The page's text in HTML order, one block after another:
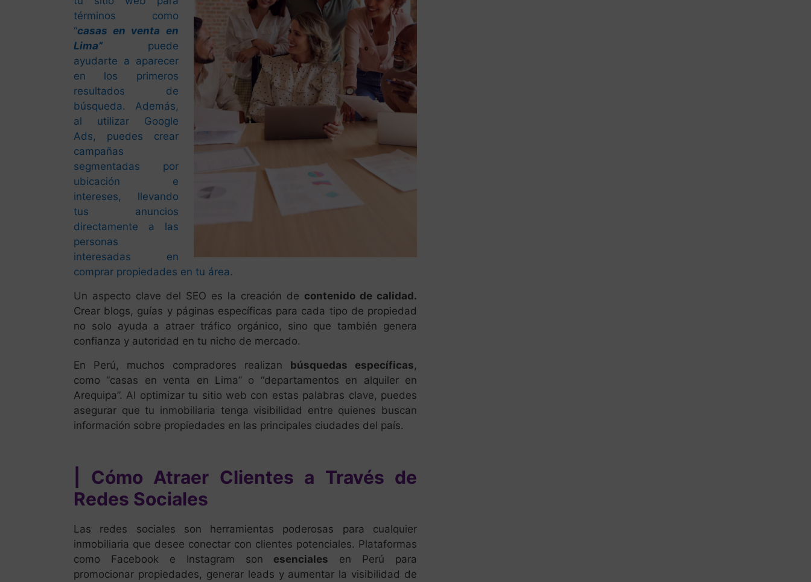
términos como
“casas en venta en
Lima”puede
ayudarte a aparecer
en los primeros
resultados de
búsqueda. Además,
al utilizar Google
Ads, puedes crear
campañas
segmentadas por
ubicación e
intereses, llevando
tus anuncios
directamente a las
personas
interesadas en
comprar propiedades en tu área.
Un aspecto clave del SEO es la creación de contenido de calidad.
Crear blogs, guías y páginas específicas para cada tipo de propiedad
no solo ayuda a atraer tráfico orgánico, sino que también genera
confianza y autoridad en tu nicho de mercado.
En Perú, muchos compradores realizan búsquedas específicas,
como “casas en venta en Lima” o “departamentos en alquiler en
Arequipa”. Al optimizar tu sitio web con estas palabras clave, puedes
asegurar que tu inmobiliaria tenga visibilidad entre quienes buscan
información sobre propiedades en las principales ciudades del país.
| Cómo Atraer Clientes a Través de
Redes Sociales
Las redes sociales son herramientas poderosas para cualquier
inmobiliaria que desee conectar con clientes potenciales. Plataformas
como Facebook e Instagram son esenciales en Perú para
promocionar propiedades, generar leads y aumentar la visibilidad de